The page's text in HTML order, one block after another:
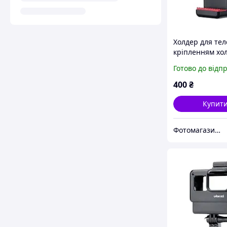
Холдер для
кріпленням
Готово до
400₴
Купити
Фотомагазин 4oto.pro , відео та аудіо обладнання, студійне світло та відеосвітло.